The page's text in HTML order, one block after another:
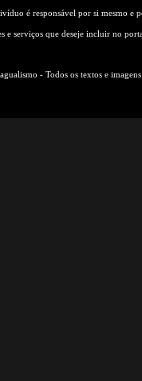
é responsável por si mesmo
e serviços que deseje incluir no
- Todos os textos e